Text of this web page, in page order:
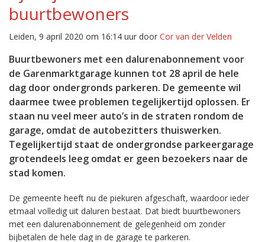
buurtbewoners
Leiden, 9 april 2020 om 16:14 uur door Cor van der Velden
Buurtbewoners met een dalurenabonnement voor
de Garenmarktgarage kunnen tot 28 april de hele
dag door ondergronds parkeren. De gemeente wil
daarmee twee problemen tegelijkertijd oplossen. Er
staan nu veel meer auto’s in de straten rondom de
garage, omdat de autobezitters thuiswerken.
Tegelijkertijd staat de ondergrondse parkeergarage
grotendeels leeg omdat er geen bezoekers naar de
stad komen.
De gemeente heeft nu de piekuren afgeschaft, waardoor ieder
etmaal volledig uit daluren bestaat. Dat biedt buurtbewoners
met een dalurenabonnement de gelegenheid om zonder
bijbetalen de hele dag in de garage te parkeren.